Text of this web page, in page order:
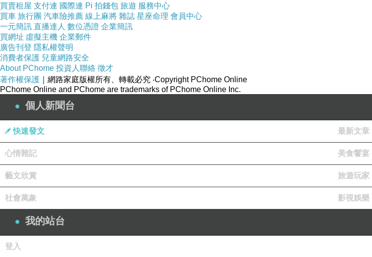
買賣租屋 支付連 國際連 Pi 拍錢包 旅遊 服務中心
買車 旅行團 汽車險推薦 線上麻將 雜誌 星座命理 會員中心
一元簡訊 直播達人 數位憑證 企業簡訊
買網址 虛擬主機 企業郵件
廣告刊登 隱私權聲明
消費者保護 兒童網路安全
About PChome 投資人聯絡 徵才
著作權保護 ｜網路家庭版權所有、轉載必究 ‧Copyright PChome Online
PChome Online and PChome are trademarks of PChome Online Inc.
個人新聞台
快速發文 最新文章
心情雜記 美食饗宴
藝文欣賞 旅遊玩家
社會萬象 影視娛樂
我的站台
登入